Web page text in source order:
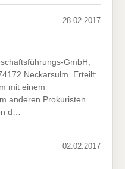
28.02.2017
GmbH,
Neckarsulm. Erteilt:
mit einem
anderen Prokuristen
d…
02.02.2017